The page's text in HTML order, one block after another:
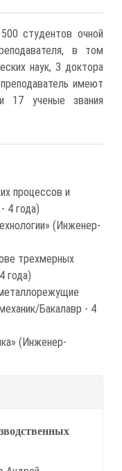
студентов очной
в том
наук, 3 доктора
имеют
17 ученые звания
процессов и
4 года)
(Инженер-
трехмерных
года)
Бакалавр - 4
(Инженер-